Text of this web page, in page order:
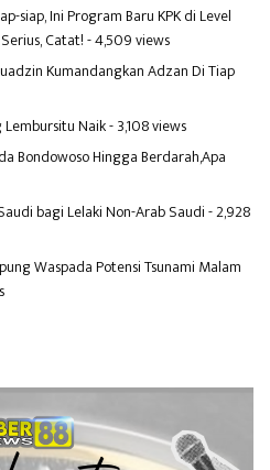
siap, Ini Program Baru KPK di Level
Catat!- 4,509 views
Kumandangkan Adzan Di Tiap
Naik- 3,108 views
Bondowoso Hingga Berdarah,Apa
bagi Lelaki Non-Arab Saudi- 2,928
Waspada Potensi Tsunami Malam